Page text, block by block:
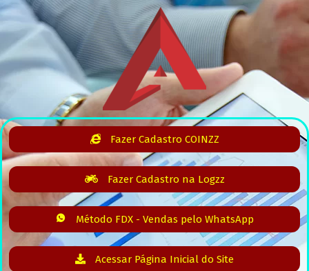
Fazer Cadastro COINZZ
Fazer Cadastro na Logzz
Método FDX - Vendas pelo WhatsApp
Acessar Página Inicial do Site